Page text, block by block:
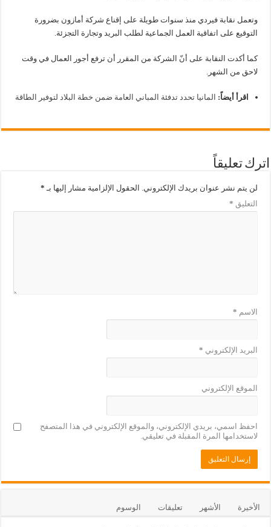
وتعمل نقابة فيردي منذ سنوات طويلة على إقناع شركة أمازون بضرورة
التوقيع على اتفاقية العمل الجماعية لطلب البريد وتجارة التجزئة.
كما أكدت النقابة على أنّ الشركة من المقرر أن ترفع أجور العمال في وقت
لاحق من الشهر.
اقرأ أيضاً: المانيا تحدد تدفئة المباني العامة ضمن خطة البلاد لتوفير الطاقة
اترك تعليقاً
لن يتم نشر عنوان بريدك الإلكتروني. الحقول الإلزامية مشار إليها بـ *
التعليق *
الاسم *
البريد الإلكتروني *
الموقع الإلكتروني
احفظ اسمي، بريدي الإلكتروني، والموقع الإلكتروني في هذا المتصفح
لاستخدامها المرة المقبلة في تعليقي.
الأخيرة الأشهر تعليقات الوسوم